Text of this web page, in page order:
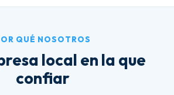
QUÉ NOSOTROS
local en la que
confiar